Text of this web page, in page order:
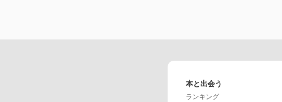
本と出会う
ランキング